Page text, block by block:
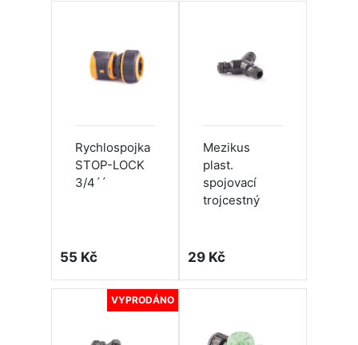
Rychlospojka
STOP-LOCK
3/4´´
55 Kč
Mezikus
plast.
spojovací
trojcestný
29 Kč
VYPRODÁNO